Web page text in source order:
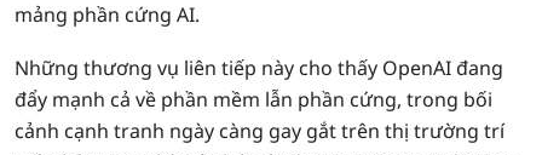
mảng phần cứng AI.
Những thương vụ liên tiếp này cho thấy OpenAI đang
đẩy mạnh cả về phần mềm lẫn phần cứng, trong bối
cảnh cạnh tranh ngày càng gay gắt trên thị trường trí